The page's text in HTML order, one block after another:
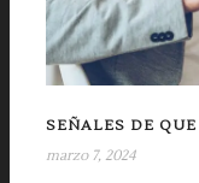
SEÑALES DE
marzo 7, 2024